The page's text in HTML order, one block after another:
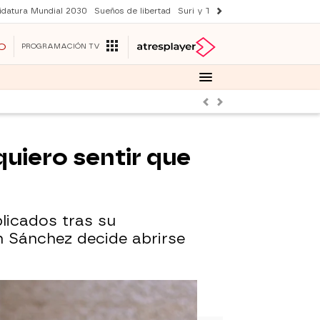
Mundial 2030 Sueños de libertad Suri y Tom Cruise
PROGRAMACIÓN TV
AnteriorSiguiente
sentir que
tras su
decide abrirse